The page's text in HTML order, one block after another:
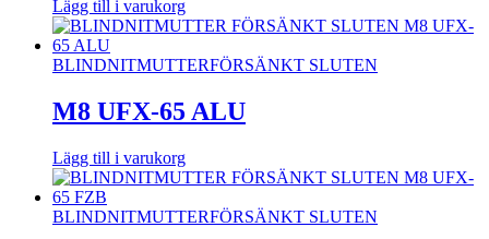
Lägg till i varukorg
BLINDNITMUTTERFÖRSÄNKT SLUTEN
M8 UFX-65 ALU
Lägg till i varukorg
BLINDNITMUTTERFÖRSÄNKT SLUTEN